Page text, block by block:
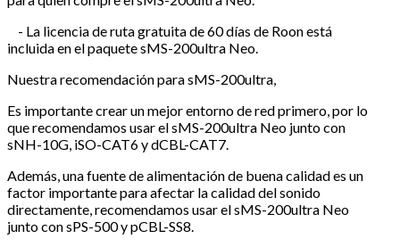
- La licencia de ruta gratuita de 60 días de Roon está
incluida en el paquete sMS-200ultra Neo.
Nuestra recomendación para sMS-200ultra,
Es importante crear un mejor entorno de red primero, por lo
que recomendamos usar el sMS-200ultra Neo junto con
sNH-10G, iSO-CAT6 y dCBL-CAT7.
Además, una fuente de alimentación de buena calidad es un
factor importante para afectar la calidad del sonido
directamente, recomendamos usar el sMS-200ultra Neo
junto con sPS-500 y pCBL-SS8.